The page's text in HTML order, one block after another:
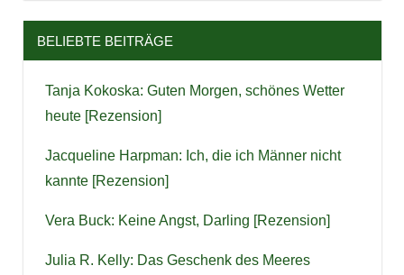
BELIEBTE BEITRÄGE
Tanja Kokoska: Guten Morgen, schönes Wetter
heute [Rezension]
Jacqueline Harpman: Ich, die ich Männer nicht
kannte [Rezension]
Vera Buck: Keine Angst, Darling [Rezension]
Julia R. Kelly: Das Geschenk des Meeres